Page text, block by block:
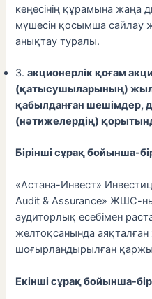
кеңесінің құрамына жаңа
мүшесін қосымша сайлау
анықтау туралы.
3.акционерлік қоғам
(қатысушыларының)
қабылданған шешімдер,
(нәтижелердің)
Бірінші сұрақ бойынша-
«Астана-Инвест»
Audit & Assurance» ЖШС-
аудиторлық есебімен
желтоқсанында
шоғырландырылған
Екінші сұрақ бойынша-